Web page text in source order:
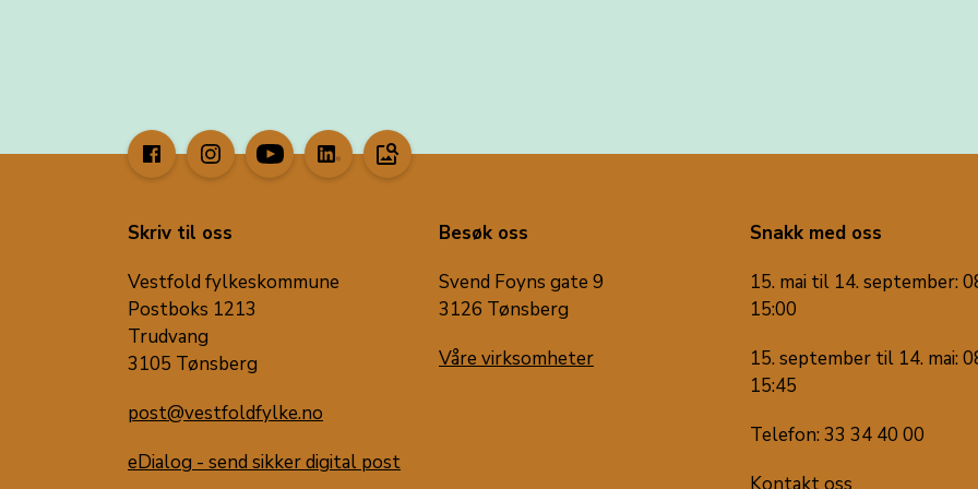
image_search
Skriv til oss
Vestfold fylkeskommune
Postboks 1213
Trudvang
3105 Tønsberg
post@vestfoldfylke.no
eDialog - send sikker digital post
Besøk oss
Svend Foyns gate 9
3126 Tønsberg
Våre virksomheter
Snakk med oss
15. mai til 14. september:
15:00
15. september til 14. mai:
15:45
Telefon: 33 34 40 00